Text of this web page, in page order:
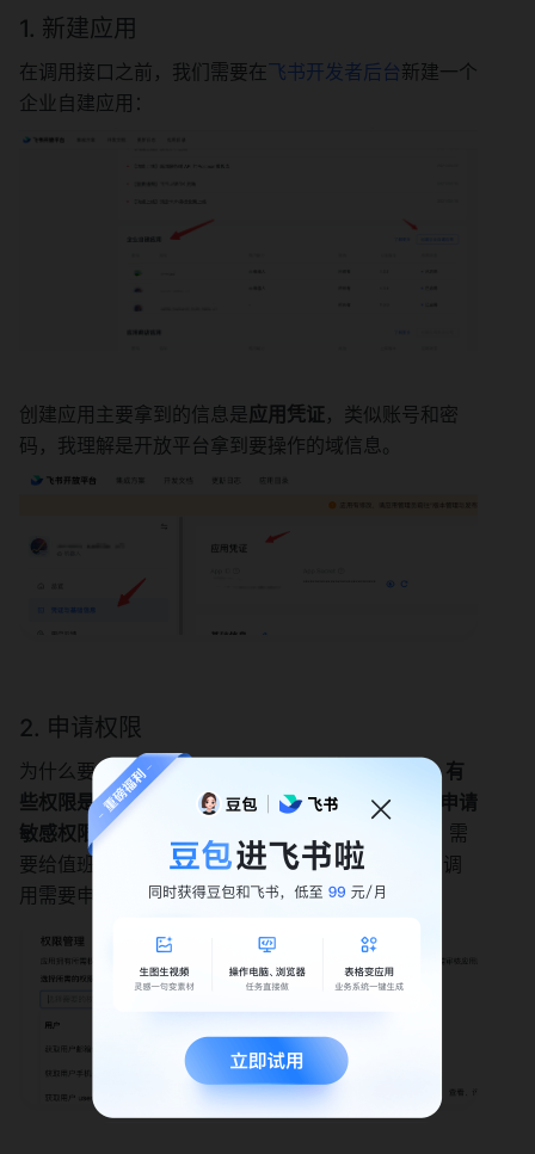
1. 新建应用
在调用接口之前，我们需要在飞书开发者后台新建一个
企业自建应用：
创建应用主要拿到的信息是应用凭证 ，类似账号和密
码，我理解是开放平台拿到要操作的域信息。
2. 申请权限
为什么要申请权限？不同的操作需要不同的权限
，有
些权限是敏感信息，根据权限最小原则，尽量不要申请
敏感权限。 在本需求中在线创建完飞书 sheet 后，需
要给值班人员开放编辑权限，针对权限管理的 API 调
用需要申请相关的调用权限。